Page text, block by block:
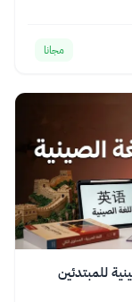
مجانا
للمبتدئين